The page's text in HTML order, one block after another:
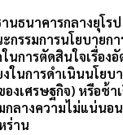
นธนาคารกลางยุโร
รรมการนโยบายกา
นการตัดสินใจเรื่องอั
ในการดำเนินนโยบ
งเศรษฐกิจ) หรือช้า
กลางความไม่แน่นอ
ร่าน